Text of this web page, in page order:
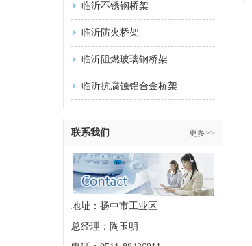
临沂不锈钢桥架
临沂防火桥架
临沂阻燃玻璃钢桥架
临沂抗腐蚀铝合金桥架
联系我们 更多>>
地址：扬中市工业区
总经理：陶玉明